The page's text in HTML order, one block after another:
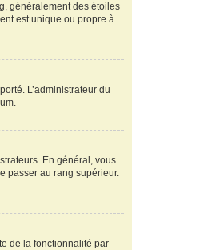
généralement des étoiles
est unique ou propre à
L’administrateur du
En général, vous
passer au rang supérieur.
de la fonctionnalité par